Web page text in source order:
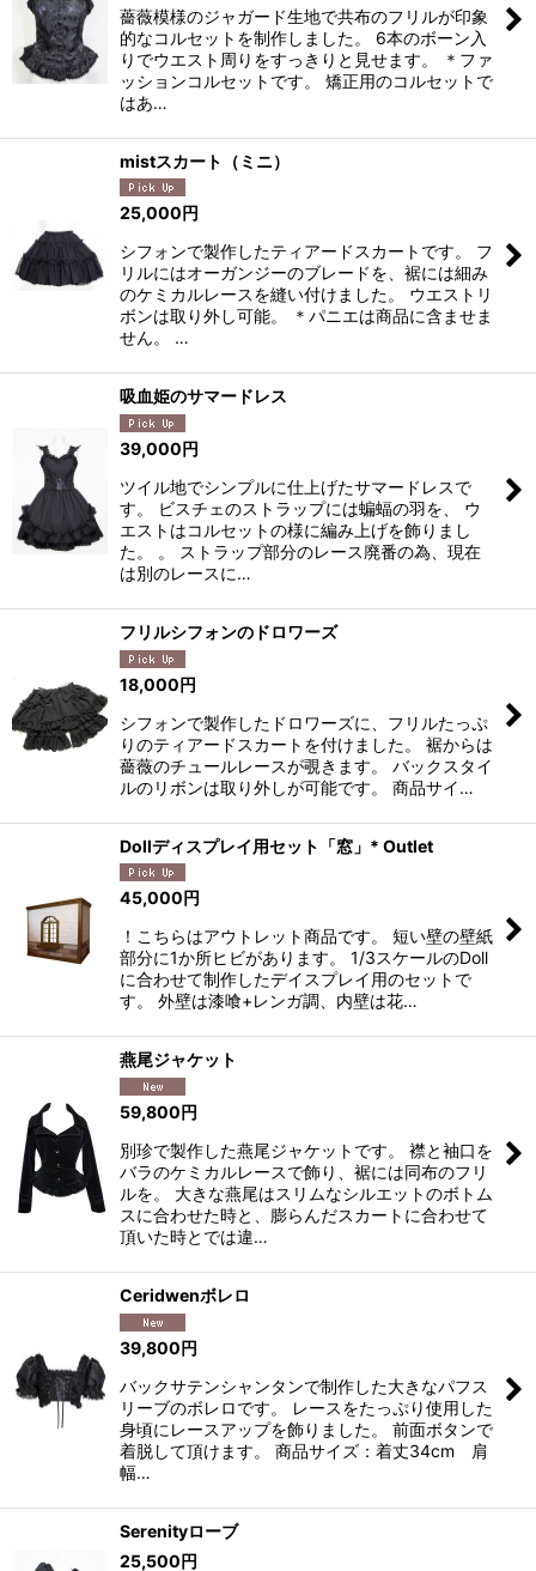
薔薇模様のジャガード生地で共布のフリルが印象
的なコルセットを制作しました。 6本のボーン入
りでウエスト周りをすっきりと見せます。 ＊ファ
ッションコルセットです。 矯正用のコルセットで
はあ…
mistスカート（ミニ）
25,000円
シフォンで製作したティアードスカートです。 フ
リルにはオーガンジーのブレードを、裾には細み
のケミカルレースを縫い付けました。 ウエストリ
ボンは取り外し可能。 ＊パニエは商品に含ませま
せん。 …
吸血姫のサマードレス
39,000円
ツイル地でシンプルに仕上げたサマードレスで
す。 ビスチェのストラップには蝙蝠の羽を、 ウ
エストはコルセットの様に編み上げを飾りまし
た。 。 ストラップ部分のレース廃番の為、現在
は別のレースに…
フリルシフォンのドロワーズ
18,000円
シフォンで製作したドロワーズに、フリルたっぷ
りのティアードスカートを付けました。 裾からは
薔薇のチュールレースが覗きます。 バックスタイ
ルのリボンは取り外しが可能です。 商品サイ…
Dollディスプレイ用セット「窓」* Outlet
45,000円
！こちらはアウトレット商品です。 短い壁の壁紙
部分に1か所ヒビがあります。 1/3スケールのDoll
に合わせて制作したデイスプレイ用のセットで
す。 外壁は漆喰+レンガ調、内壁は花…
燕尾ジャケット
59,800円
別珍で製作した燕尾ジャケットです。 襟と袖口を
バラのケミカルレースで飾り、裾には同布のフリ
ルを。 大きな燕尾はスリムなシルエットのボトム
スに合わせた時と、膨らんだスカートに合わせて
頂いた時とでは違…
Ceridwenボレロ
39,800円
バックサテンシャンタンで制作した大きなパフス
リーブのボレロです。 レースをたっぷり使用した
身頃にレースアップを飾りました。 前面ボタンで
着脱して頂けます。 商品サイズ：着丈34cm 肩
幅…
Serenityローブ
25,500円